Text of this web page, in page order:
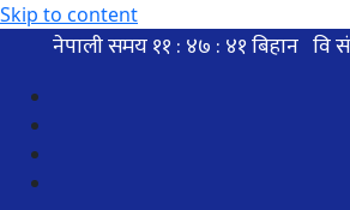
Skip to content